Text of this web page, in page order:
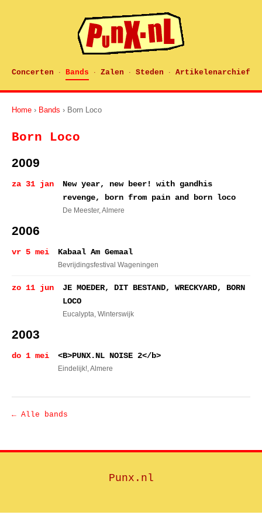
Concerten · Bands · Zalen · Steden · Artikelenarchief
Home › Bands › Born Loco
Born Loco
2009
za 31 jan
New year, new beer! with gandhis
revenge, born from pain and born loco
De Meester, Almere
2006
vr 5 mei Kabaal Am Gemaal
Bevrijdingsfestival Wageningen
zo 11 jun
JE MOEDER, DIT BESTAND, WRECKYARD, BORN
LOCO
Eucalypta, Winterswijk
2003
do 1 mei <B>PUNX.NL NOISE 2</b>
Eindelijk!, Almere
← Alle bands
Punx.nl